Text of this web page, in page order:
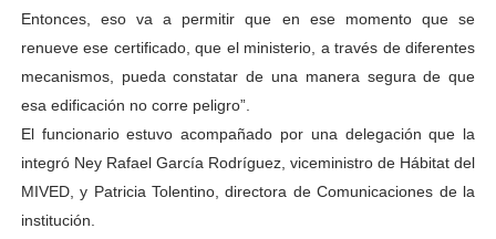
Entonces, eso va a permitir que en ese momento que se
renueve ese certificado, que el ministerio, a través de diferentes
mecanismos, pueda constatar de una manera segura de que
esa edificación no corre peligro”.
El funcionario estuvo acompañado por una delegación que la
integró Ney Rafael García Rodríguez, viceministro de Hábitat del
MIVED, y Patricia Tolentino, directora de Comunicaciones de la
institución.